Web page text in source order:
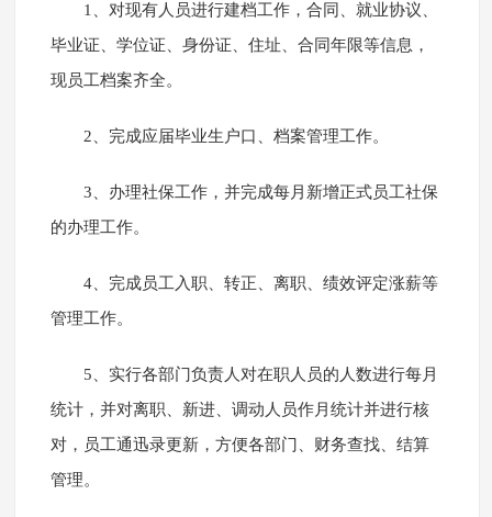
1、对现有人员进行建档工作，合同、就业协议、
毕业证、学位证、身份证、住址、合同年限等信息，
现员工档案齐全。
2、完成应届毕业生户口、档案管理工作。
3、办理社保工作，并完成每月新增正式员工社保
的办理工作。
4、完成员工入职、转正、离职、绩效评定涨薪等
管理工作。
5、实行各部门负责人对在职人员的人数进行每月
统计，并对离职、新进、调动人员作月统计并进行核
对，员工通迅录更新，方便各部门、财务查找、结算
管理。